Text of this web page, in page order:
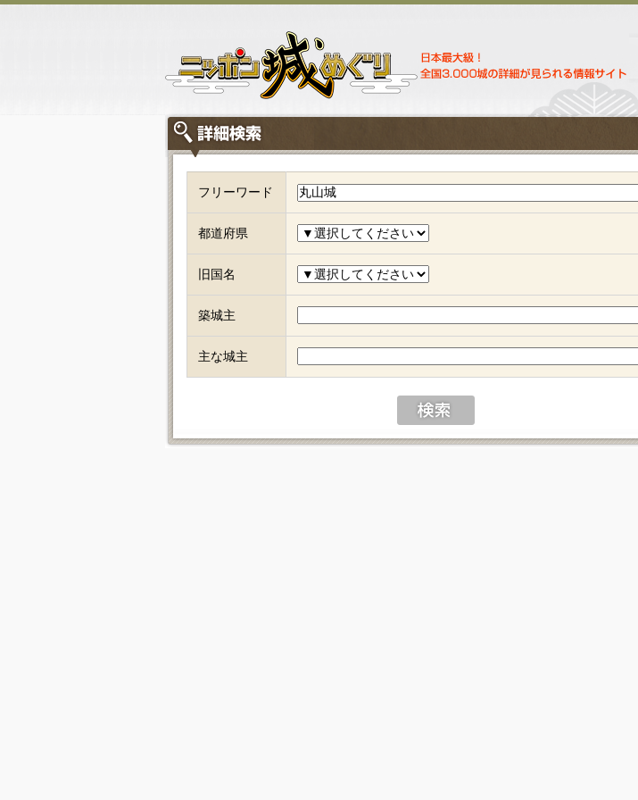
フリーワード
都道府県
旧国名
築城主
主な城主